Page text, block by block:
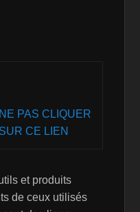
NE PAS CLIQUER
SUR CE LIEN
et produits
de ceux utilisés